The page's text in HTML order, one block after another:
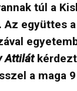
túl a
Az együttes
Attilát
a maga